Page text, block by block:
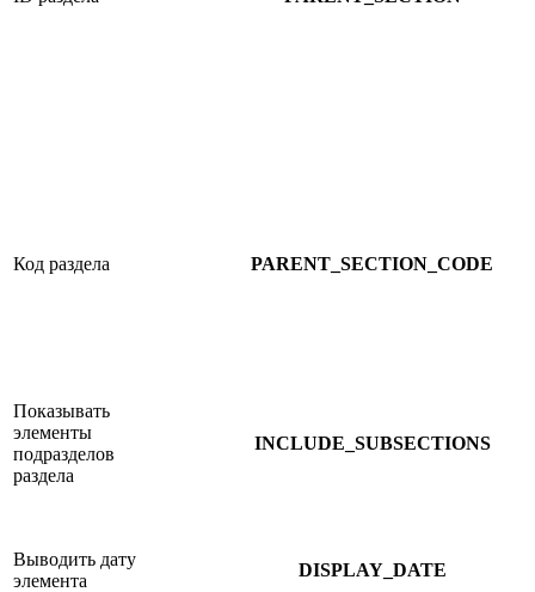
Код раздела PARENT_SECTION_CODE
Показывать
элементы
подразделов
раздела
INCLUDE_SUBSECTIONS
Выводить дату
элемента
DISPLAY_DATE